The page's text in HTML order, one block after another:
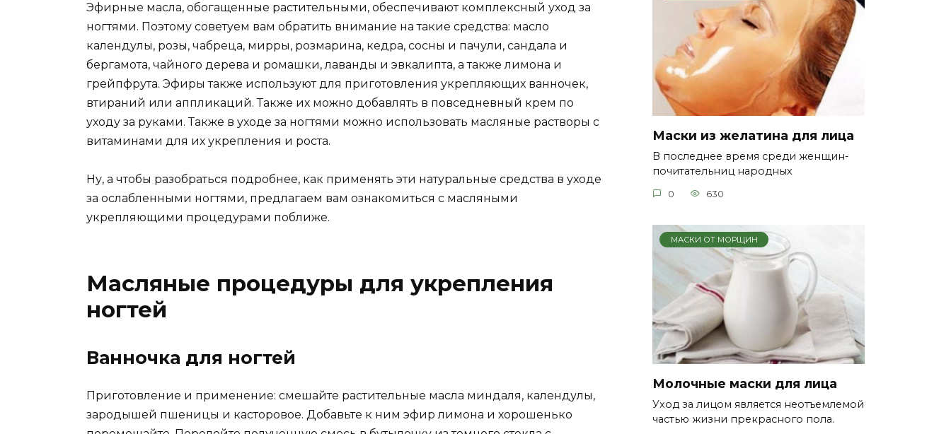
Эфирные масла, обогащенные растительными, обеспечивают комплексный уход за
ногтями. Поэтому советуем вам обратить внимание на такие средства: масло
календулы, розы, чабреца, мирры, розмарина, кедра, сосны и пачули, сандала и
бергамота, чайного дерева и ромашки, лаванды и эвкалипта, а также лимона и
грейпфрута. Эфиры также используют для приготовления укрепляющих ванночек,
втираний или аппликаций. Также их можно добавлять в повседневный крем по
уходу за руками. Также в уходе за ногтями можно использовать масляные растворы с
витаминами для их укрепления и роста.
Ну, а чтобы разобраться подробнее, как применять эти натуральные средства в уходе
за ослабленными ногтями, предлагаем вам ознакомиться с масляными
укрепляющими процедурами поближе.
Масляные процедуры для укрепления
ногтей
Ванночка для ногтей
Приготовление и применение: смешайте растительные масла миндаля, календулы,
зародышей пшеницы и касторовое. Добавьте к ним эфир лимона и хорошенько
Маски из желатина для лица
В последнее время среди женщин-
почитательниц народных
0 630
МАСКИ ОТ МОРЩИН
Молочные маски для лица
Уход за лицом является неотъемлемой
частью жизни прекрасного пола.